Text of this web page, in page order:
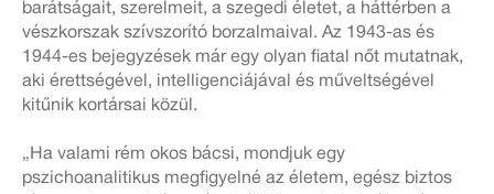
barátságait, szerelmeit, a szegedi életet, a háttérben a
vészkorszak szívszorító borzalmaival. Az 1943-as és
1944-es bejegyzések már egy olyan fiatal nőt mutatnak,
aki érettségével, intelligenciájával és műveltségével
kitűnik kortársai közül.
„Ha valami rém okos bácsi, mondjuk egy
pszichoanalitikus megfigyelné az életem, egész biztos